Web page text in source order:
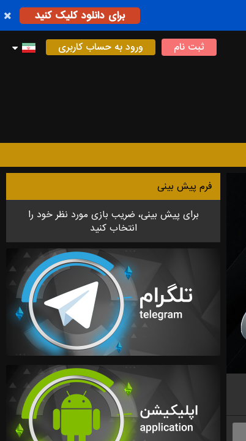
برای دانلود کلیک کنید
ثبت نام ورود به حساب کاربری
فرم پیش بینی
برای پیش بینی، ضریب بازی مورد نظر خود را
انتخاب کنید